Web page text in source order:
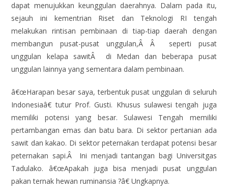
dapat menujukkan keunggulan daerahnya. Dalam pada itu,
sejauh ini kementrian Riset dan Teknologi RI tengah
melakukan rintisan pembinaan di tiap-tiap daerah dengan
membangun pusat-pusat unggulan,Â Â seperti pusat
unggulan kelapa sawitÂ di Medan dan beberapa pusat
unggulan lainnya yang sementara dalam pembinaan.
â€œHarapan besar saya, terbentuk pusat unggulan di seluruh
Indonesiaâ€ tutur Prof. Gusti. Khusus sulawesi tengah juga
memiliki potensi yang besar. Sulawesi Tengah memiliki
pertambangan emas dan batu bara. Di sektor pertanian ada
sawit dan kakao. Di sektor peternakan terdapat potensi besar
peternakan sapi.Â Ini menjadi tantangan bagi Universitgas
Tadulako. â€œApakah juga bisa menjadi pusat unggulan
pakan ternak hewan ruminansia ?â€ Ungkapnya.